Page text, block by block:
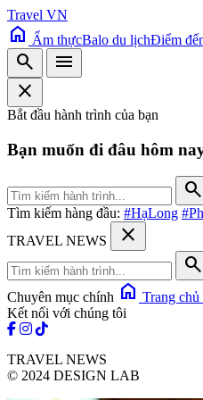
Travel VN
home Ẩm thựcBalo du lịchĐiểm
search
menu
close
Bắt đầu hành trình của bạn
Bạn muốn đi đâu hôm
search
Tìm kiếm hàng đầu: #HạLong
TRAVEL NEWS
close
search
Chuyên mục chính home Trang chủ
Kết nối với chúng tôi
TRAVEL NEWS
© 2024 DESIGN LAB